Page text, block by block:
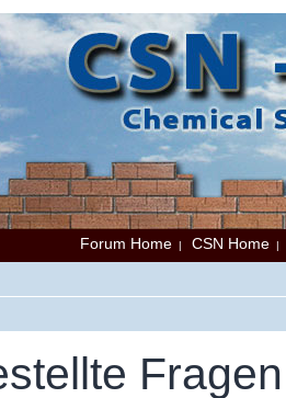
Forum Home | CSN Home
Fragen